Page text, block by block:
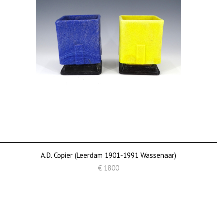
A.D. Copier (Leerdam 1901-1991 Wassenaar)
€ 1800